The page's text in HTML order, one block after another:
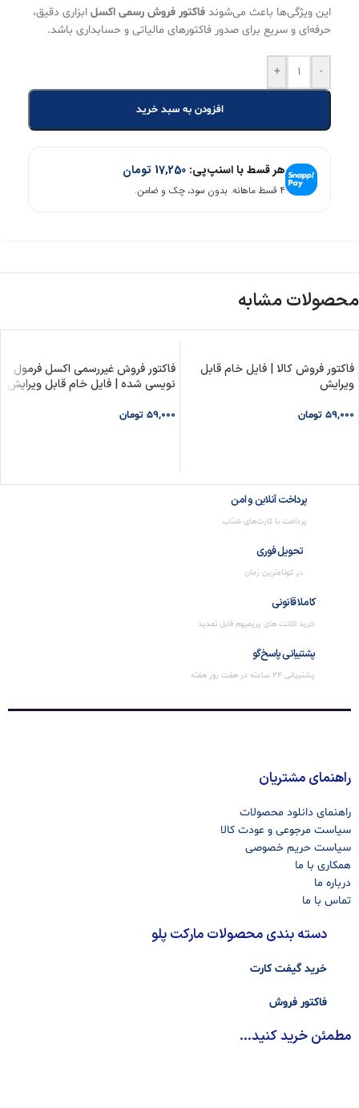
این ویژگی‌ها باعث می‌شوند فاکتور فروش رسمی اکسل ابزاری دقیق،
حرفه‌ای و سریع برای صدور فاکتورهای مالیاتی و حسابداری باشد.
-
+
افزودن به سبد خرید
هر قسط با اسنپ‌پی: 17,250 تومان
۴ قسط ماهانه. بدون سود، چک و ضامن.
محصولات مشابه
فاکتور فروش کالا | فایل خام قابل
ویرایش
59,000 تومان
فاکتور فروش غیررسمی اکسل فرمول
نویسی شده | فایل خام قابل ویرایش
59,000 تومان
پرداخت آنلاین و امن
پرداخت با کارت‌های شتاب
تحویل فوری
در کوتاه‌ترین زمان
کاملا قانونی
خرید اکانت های پریمیوم قابل تمدید
پشتیبانی پاسخ‌گو
پشتیبانی 24 ساعته در هفت روز هفته
راهنمای مشتریان
راهنمای دانلود محصولات
سیاست مرجوعی و عودت کالا
سیاست حریم خصوصی
همکاری با ما
درباره ما
تماس با ما
دسته بندی محصولات مارکت پلو
خرید گیفت کارت
فاکتور فروش
مطمئن خرید کنید...